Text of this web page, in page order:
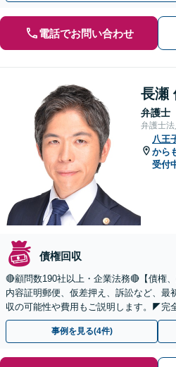
電話でお問い合わせ
長瀬
弁護士
弁護士
八王
から
受付
債権回収
🔴顧問数190社以上・企業法務🔴【債権
内容証明郵便、仮差押え、訴訟など、最
収の可能性や費用もご説明します。◤完
◢
事例を見る(4件)